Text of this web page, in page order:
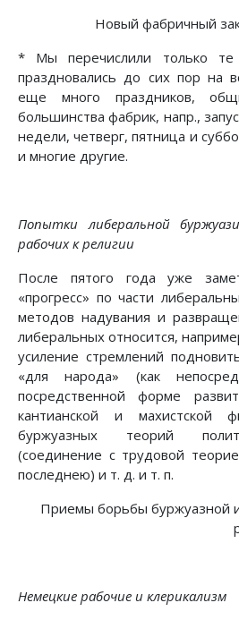
Новый фабричный
* Мы перечислили только те
праздновались до сих пор на
еще много праздников,
большинства фабрик, напр.,
недели, четверг, пятница и
и многие другие.
Попытки либеральной
рабочих к религии
После пятого года уже
«прогресс» по части
методов надувания и
либеральных относится,
усиление стремлений
«для народа» (как
посредственной форме
кантианской и махистской
буржуазных теорий
(соединение с трудовой
последнею) и т. д. и т. п.
Приемы борьбы буржуазной
Немецкие рабочие и клерикализм